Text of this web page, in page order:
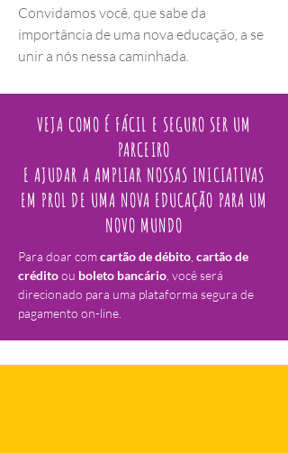
Convidamos você, que sabe da
importância de uma nova educação, a se
unir a nós nessa caminhada.
VEJA COMO É FÁCIL E SEGURO SER UM
PARCEIRO
E AJUDAR A AMPLIAR NOSSAS INICIATIVAS
EM PROL DE UMA NOVA EDUCAÇÃO PARA UM
NOVO MUNDO
Para doar comcartão de débito cartão de
créditoou boleto bancário , você será
direcionado para uma plataforma segura de
pagamento on-line.